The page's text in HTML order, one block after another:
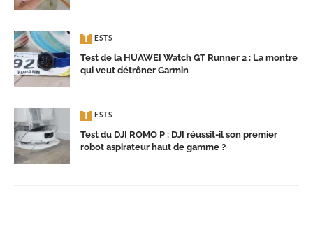
TESTS
Test de la HUAWEI Watch GT Runner 2 : La montre
qui veut détrôner Garmin
TESTS
Test du DJI ROMO P : DJI réussit-il son premier
robot aspirateur haut de gamme ?